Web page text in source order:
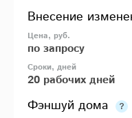
Внесение
по запросу
20 рабочих дней
Фэншуй дома